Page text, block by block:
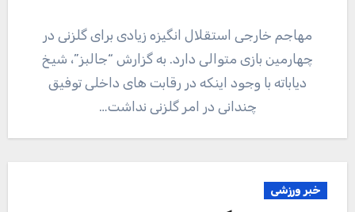
مهاجم خارجی استقلال انگیزه زیادی برای گلزنی در
چهارمین بازی متوالی دارد. به گزارش “جالبز”، شیخ
دیاباته با وجود اینکه در رقابت های داخلی توفیق
چندانی در امر گلزنی نداشت…
خبر ورزشی